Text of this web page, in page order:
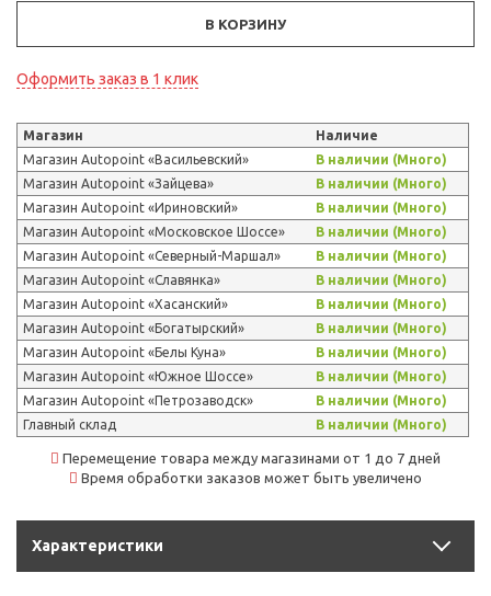
В КОРЗИНУ
Оформить заказ в 1 клик
Магазин
Наличие
Магазин Autopoint «Васильевский»
В наличии (Много)
Магазин Autopoint «Зайцева»
В наличии (Много)
Магазин Autopoint «Ириновский»
В наличии (Много)
Магазин Autopoint «Московское Шоссе»
В наличии (Много)
Магазин Autopoint «Северный-Маршал»
В наличии (Много)
Магазин Autopoint «Славянка»
В наличии (Много)
Магазин Autopoint «Хасанский»
В наличии (Много)
Магазин Autopoint «Богатырский»
В наличии (Много)
Магазин Autopoint «Белы Куна»
В наличии (Много)
Магазин Autopoint «Южное Шоссе»
В наличии (Много)
Магазин Autopoint «Петрозаводск»
В наличии (Много)
Главный склад
В наличии (Много)
Перемещение товара между магазинами от 1 до 7 дней
Время обработки заказов может быть увеличено
Характеристики